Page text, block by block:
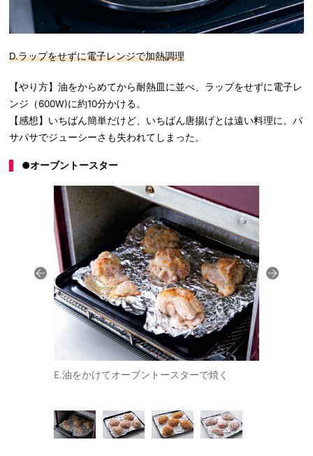
D.ラップをせずに電子レンジで加熱調理
【やり方】油をからめてから耐熱皿に並べ、ラップをせずに電子レ
ンジ（600W)に約10分かける。
【感想】いちばん簡単だけど、いちばん唐揚げとは遠い料理に。パ
サパサでジューシーさも失われてしまった。
●オーブントースター
E.油をかけてオーブントースターで焼く